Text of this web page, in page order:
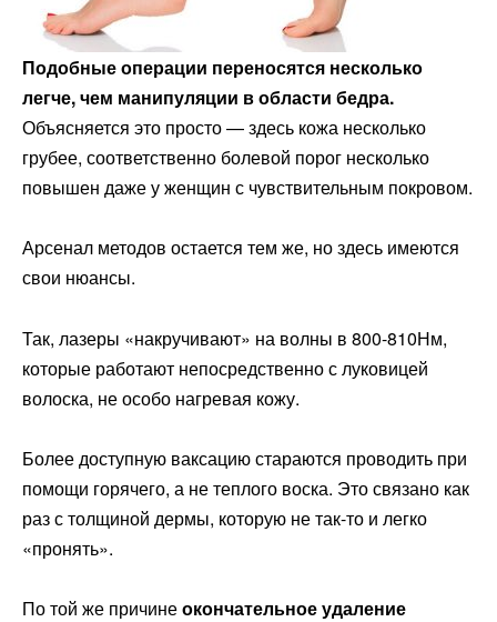
Подобные операции переносятся несколько
легче, чем манипуляции в области бедра.
Объясняется это просто — здесь кожа несколько
грубее, соответственно болевой порог несколько
повышен даже у женщин с чувствительным покровом.
Арсенал методов остается тем же, но здесь имеются
свои нюансы.
Так, лазеры «накручивают» на волны в 800-810Нм,
которые работают непосредственно с луковицей
волоска, не особо нагревая кожу.
Более доступную ваксацию стараются проводить при
помощи горячего, а не теплого воска. Это связано как
раз с толщиной дермы, которую не так-то и легко
«пронять».
По той же причинеокончательное удаление